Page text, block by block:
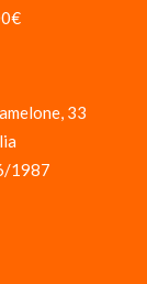
33
1987